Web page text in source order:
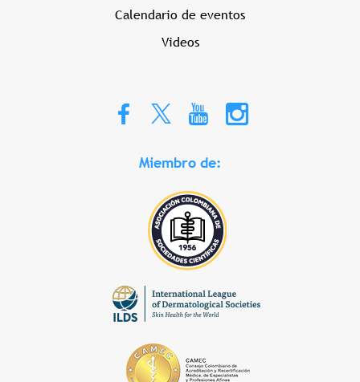
Calendario de eventos
Videos
Miembro de: